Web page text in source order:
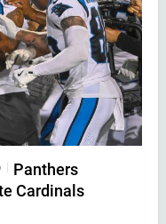
| Panthers
Cardinals